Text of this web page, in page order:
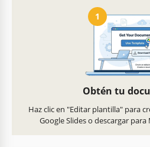
1
Obtén tu
Haz clic en "Editar plantilla" para
Google Slides o descargar